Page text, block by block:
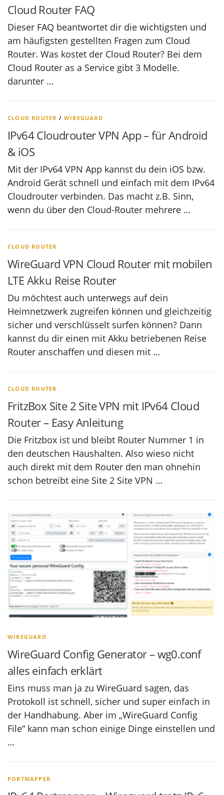
Cloud Router FAQ
Dieser FAQ beantwortet dir die wichtigsten und
am häufigsten gestellten Fragen zum Cloud
Router. Was kostet der Cloud Router? Bei dem
Cloud Router as a Service gibt 3 Modelle.
darunter …
CLOUD ROUTER /WIREGUARD
IPv64 Cloudrouter VPN App – für Android
& iOS
Mit der IPv64 VPN App kannst du dein iOS bzw.
Android Gerät schnell und einfach mit dem IPv64
Cloudrouter verbinden. Das macht z.B. Sinn,
wenn du über den Cloud-Router mehrere …
CLOUD ROUTER
WireGuard VPN Cloud Router mit mobilen
LTE Akku Reise Router
Du möchtest auch unterwegs auf dein
Heimnetzwerk zugreifen können und gleichzeitig
sicher und verschlüsselt surfen können? Dann
kannst du dir einen mit Akku betriebenen Reise
Router anschaffen und diesen mit …
CLOUD ROUTER
FritzBox Site 2 Site VPN mit IPv64 Cloud
Router – Easy Anleitung
Die Fritzbox ist und bleibt Router Nummer 1 in
den deutschen Haushalten. Also wieso nicht
auch direkt mit dem Router den man ohnehin
schon betreibt eine Site 2 Site VPN …
WIREGUARD
WireGuard Config Generator – wg0.conf
alles einfach erklärt
Eins muss man ja zu WireGuard sagen, das
Protokoll ist schnell, sicher und super einfach in
der Handhabung. Aber im „WireGuard Config
File“ kann man schon einige Dinge einstellen und
…
PORTMAPPER